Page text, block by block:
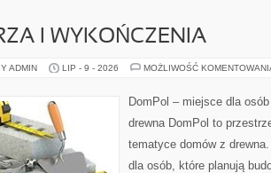
I WYKOŃCZENIA
ADMIN LIP - 9 - 2026 MOŻLIWOŚĆ
DomPol – miejsce dla
drewna DomPol to
tematyce domów z
dla osób, które planują